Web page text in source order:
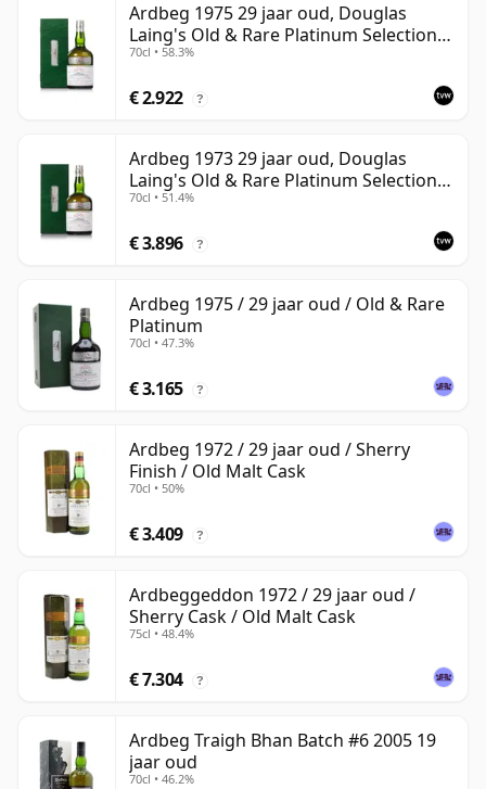
Ardbeg 1975 29 jaar oud, Douglas
Laing's Old & Rare Platinum Selection
2004 Bottling
70cl • 58.3%
€ 2.922 ?
Ardbeg 1973 29 jaar oud, Douglas
Laing's Old & Rare Platinum Selection
2002 Bottling
70cl • 51.4%
€ 3.896 ?
Ardbeg 1975 / 29 jaar oud / Old & Rare
Platinum
70cl • 47.3%
€ 3.165 ?
Ardbeg 1972 / 29 jaar oud / Sherry
Finish / Old Malt Cask
70cl • 50%
€ 3.409 ?
Ardbeggeddon 1972 / 29 jaar oud /
Sherry Cask / Old Malt Cask
75cl • 48.4%
€ 7.304 ?
Ardbeg Traigh Bhan Batch #6 2005 19
jaar oud
70cl • 46.2%